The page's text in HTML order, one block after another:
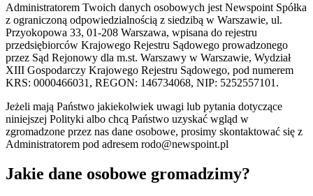
Administratorem Twoich danych osobowych jest Newspoint Spółka
z ograniczoną odpowiedzialnością z siedzibą w Warszawie, ul.
Przyokopowa 33, 01-208 Warszawa, wpisana do rejestru
przedsiębiorców Krajowego Rejestru Sądowego prowadzonego
przez Sąd Rejonowy dla m.st. Warszawy w Warszawie, Wydział
XIII Gospodarczy Krajowego Rejestru Sądowego, pod numerem
KRS: 0000466031, REGON: 146734068, NIP: 5252557101.
Jeżeli mają Państwo jakiekolwiek uwagi lub pytania dotyczące
niniejszej Polityki albo chcą Państwo uzyskać wgląd w
zgromadzone przez nas dane osobowe, prosimy skontaktować się z
Administratorem pod adresem rodo@newspoint.pl
Jakie dane osobowe gromadzimy?